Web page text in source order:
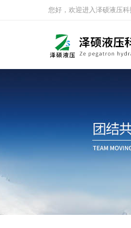
您好，欢迎进入泽硕液压